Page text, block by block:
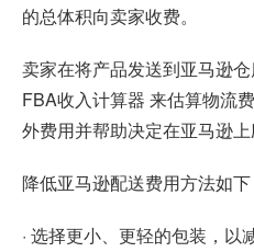
的总体积向卖家收费。
卖家在将产品发送到亚马逊
FBA收入计算器 来估算物流
外费用并帮助决定在亚马逊上
降低亚马逊配送费用方法如下
· 选择更小、更轻的包装，